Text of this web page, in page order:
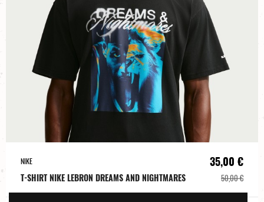
NIKE
T-SHIRT NIKE LEBRON DREAMS AND NIGHTMARES
35,00 €
50,00 €